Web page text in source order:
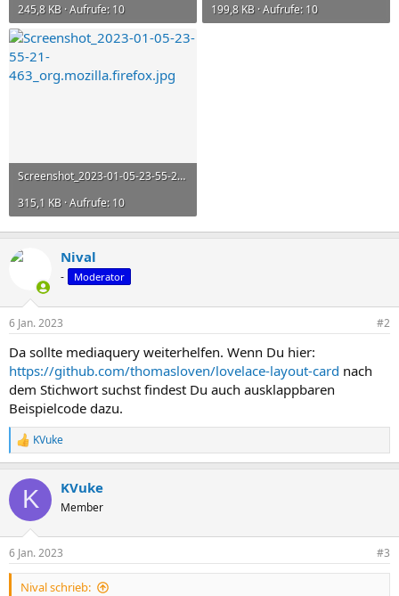
245,8 KB · Aufrufe: 10
199,8 KB · Aufrufe: 10
Screenshot_2023-01-05-23-55-21-463_org.mozilla.firefox.jpg
315,1 KB · Aufrufe: 10
Nival
- Moderator
6 Jan. 2023 #2
Da sollte mediaquery weiterhelfen. Wenn Du hier:
https://github.com/thomasloven/lovelace-layout-card nach
dem Stichwort suchst findest Du auch ausklappbaren
Beispielcode dazu.
R
e
k
i
e
n
KVuke
K KVuke
Member
6 Jan. 2023 #3
Nival schrieb: